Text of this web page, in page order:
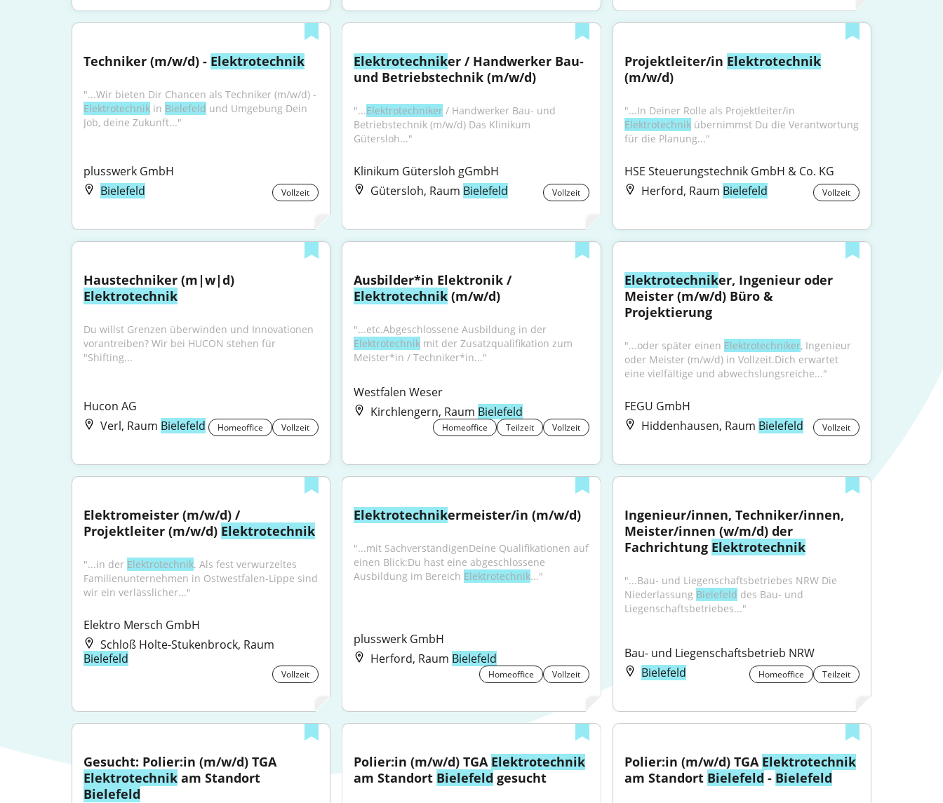
Techniker (m/w/d) - Elektrotechnik
Elektrotechnik in Bielefeld und Umgebung Dein
Job, deine Zukunft..."
plusswerk GmbH
Bielefeld
Vollzeit
Elektrotechniker / Handwerker Bau-
und Betriebstechnik (m/w/d)
"...Elektrotechniker / Handwerker Bau- und
Betriebstechnik (m/w/d) Das Klinikum
Gütersloh..."
Klinikum Gütersloh gGmbH
Gütersloh, Raum Bielefeld Vollzeit
Projektleiter/in Elektrotechnik
(m/w/d)
Elektrotechnik übernimmst Du die Verantwortung
für die Planung..."
HSE Steuerungstechnik GmbH & Co. KG
Herford, Raum Bielefeld Vollzeit
Elektrotechnik
Du willst Grenzen überwinden und Innovationen
vorantreiben? Wir bei HUCON stehen für
"Shifting...
Hucon AG
Verl, Raum Bielefeld Homeoffice Vollzeit
Ausbilder*in Elektronik /
Elektrotechnik (m/w/d)
Elektrotechnik mit der Zusatzqualifikation zum
Meister*in / Techniker*in..."
Westfalen Weser
Kirchlengern, Raum Bielefeld
Homeoffice Teilzeit Vollzeit
Elektrotechniker, Ingenieur oder
Meister (m/w/d) Büro &
Projektierung
"...oder später einen Elektrotechniker, Ingenieur
oder Meister (m/w/d) in Vollzeit.Dich erwartet
eine vielfältige und abwechslungsreiche..."
FEGU GmbH
Hiddenhausen, Raum Bielefeld Vollzeit
Elektromeister (m/w/d) /
Projektleiter (m/w/d) Elektrotechnik
"...in der Elektrotechnik. Als fest verwurzeltes
Familienunternehmen in Ostwestfalen-Lippe sind
wir ein verlässlicher..."
Elektro Mersch GmbH
Schloß Holte-Stukenbrock, Raum
Bielefeld
Vollzeit
Elektrotechnikermeister/in (m/w/d)
"...mit SachverständigenDeine Qualifikationen auf
einen Blick:Du hast eine abgeschlossene
Ausbildung im Bereich Elektrotechnik..."
plusswerk GmbH
Herford, Raum Bielefeld
Homeoffice Vollzeit
Ingenieur/innen, Techniker/innen,
Meister/innen (w/m/d) der
Fachrichtung Elektrotechnik
"...Bau- und Liegenschaftsbetriebes NRW Die
Niederlassung Bielefeld des Bau- und
Liegenschaftsbetriebes..."
Bau- und Liegenschaftsbetrieb NRW
Bielefeld
Homeoffice Teilzeit
Gesucht: Polier:in (m/w/d) TGA
Elektrotechnik
Bielefeld
Polier:in (m/w/d) TGA Elektrotechnik
am Standort Bielefeld gesucht
Polier:in (m/w/d) TGA Elektrotechnik
am Standort Bielefeld - Bielefeld